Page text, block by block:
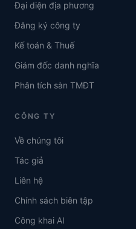
Đại diện địa phương
Đăng ký công ty
Kế toán & Thuế
Giám đốc danh nghĩa
Phân tích sàn TMĐT
CÔNG TY
Về chúng tôi
Tác giả
Liên hệ
Chính sách biên tập
Công khai AI